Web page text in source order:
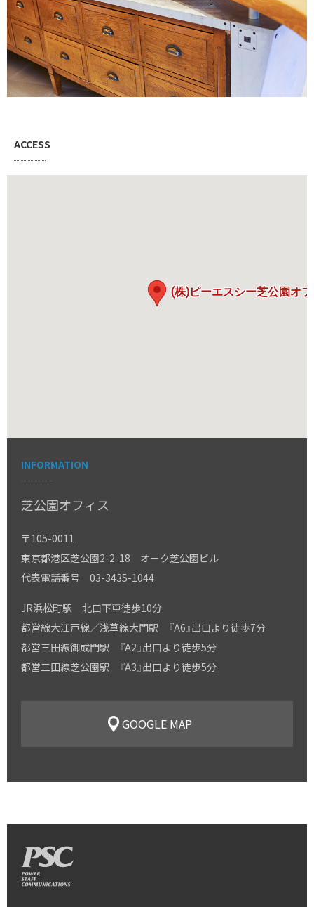
ACCESS
(株)ピーエスシー芝公園オ
INFORMATION
芝公園オフィス
〒105-0011
東京都港区芝公園2-2-18 オーク芝公園ビル
代表電話番号 03-3435-1044
JR浜松町駅 北口下車徒歩10分
都営線大江戸線／浅草線大門駅 『A6』出口より徒歩7分
都営三田線御成門駅 『A2』出口より徒歩5分
都営三田線芝公園駅 『A3』出口より徒歩5分
GOOGLE MAP